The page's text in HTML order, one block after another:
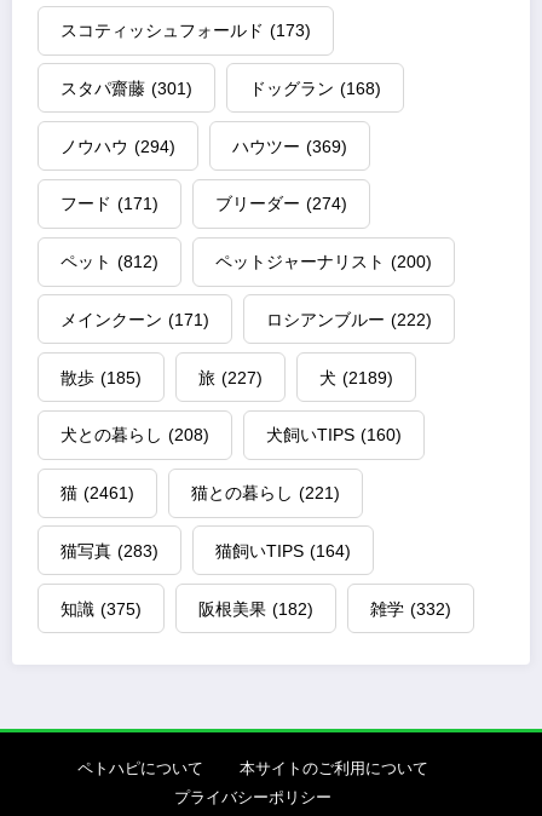
スコティッシュフォールド (173)
スタパ齋藤 (301) ドッグラン (168)
ノウハウ (294) ハウツー (369)
フード (171) ブリーダー (274)
ペット (812) ペットジャーナリスト (200)
メインクーン (171) ロシアンブルー (222)
散歩 (185) 旅 (227) 犬 (2189)
犬との暮らし (208) 犬飼いTIPS (160)
猫 (2461) 猫との暮らし (221)
猫写真 (283) 猫飼いTIPS (164)
知識 (375) 阪根美果 (182) 雑学 (332)
ペトハピについて
本サイトのご利用について
プライバシーポリシー